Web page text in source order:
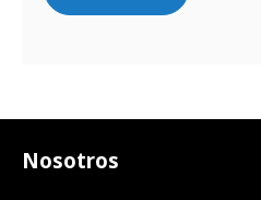
Nosotros